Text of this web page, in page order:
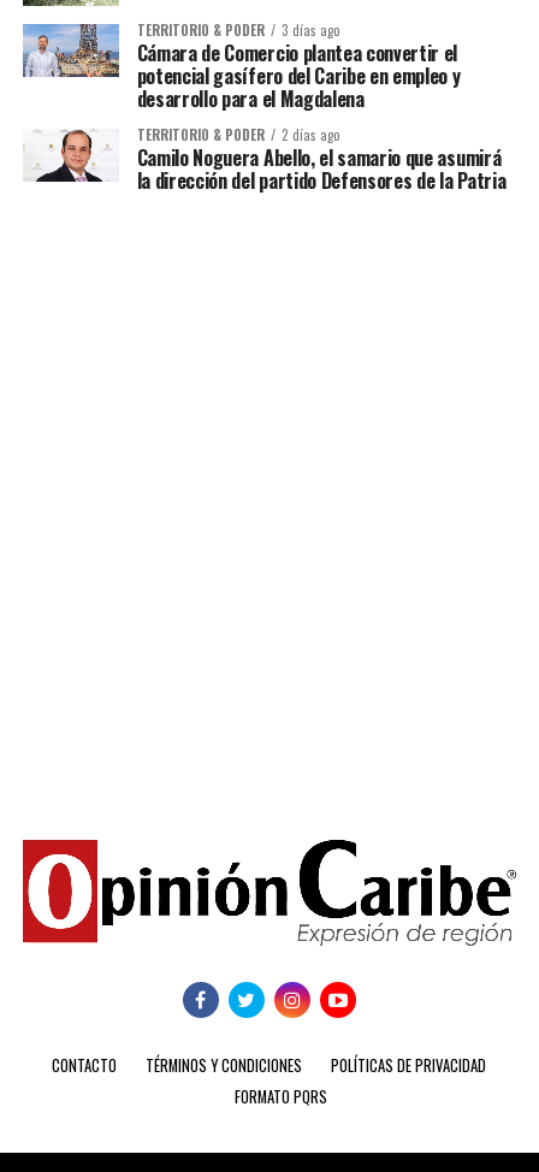
TERRITORIO & PODER 3 días ago
Cámara de Comercio plantea convertir el
potencial gasífero del Caribe en empleo y
desarrollo para el Magdalena
TERRITORIO & PODER 2 días ago
Camilo Noguera Abello, el samario que asumirá
la dirección del partido Defensores de la Patria
CONTACTO TÉRMINOS Y CONDICIONES
POLÍTICAS DE PRIVACIDAD
FORMATO PQRS